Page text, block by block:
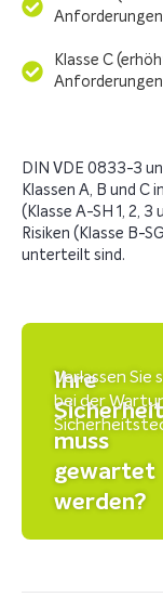
Klasse C
DIN VDE 0833-3
Klassen A, B und C
(Klasse A-SH 1, 2, 3
Risiken (Klasse B-
unterteilt sind.
Ihre
muss
gewartet
werden?
Verlassen Sie
bei der